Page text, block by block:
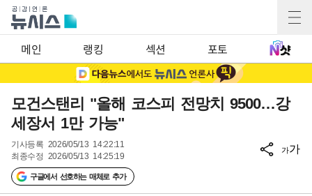
메인 랭킹 섹션 포토
모건스탠리 "올해 코스피 전망치 9500…강
세장서 1만 가능"
기사등록 2026/05/13 14:22:11
최종수정 2026/05/13 14:25:19
구글에서 선호하는 매체로 추가
가가